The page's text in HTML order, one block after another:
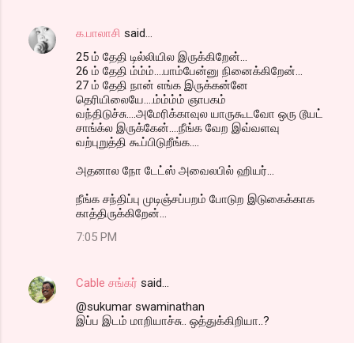
க.பாலாசி said…
25 ம் தேதி டில்லியில இருக்கிறேன்...
26 ம் தேதி ம்ம்ம்....பாம்பேன்னு நினைக்கிறேன்...
27 ம் தேதி நான் எங்க இருக்கன்னே
தெரியிலையே....ம்ம்ம்ம் ஞாபகம்
வந்திடுச்சு....அமேரிக்காவுல யாருகூடவோ ஒரு டூயட்
சாங்க்ல இருக்கேன்....நீங்க வேற இவ்வளவு
வற்புறுத்தி கூப்பிடுறீங்க....
அதனால நோ டேட்ஸ் அவைலபில் ஹியர்...
நீங்க சந்திப்பு முடிஞ்சப்பறம் போடுற இடுகைக்காக
காத்திருக்கிறேன்...
7:05 PM
Cable சங்கர் said…
@sukumar swaminathan
இப்ப இடம் மாறியாச்சு.. ஒத்துக்கிறியா..?